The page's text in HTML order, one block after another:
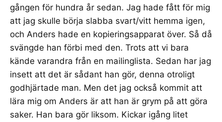
gången för hundra år sedan. Jag hade fått för mig
att jag skulle börja slabba svart/vitt hemma igen,
och Anders hade en kopieringsapparat över. Så då
svängde han förbi med den. Trots att vi bara
kände varandra från en mailinglista. Sedan har jag
insett att det är sådant han gör, denna otroligt
godhjärtade man. Men det jag också kommit att
lära mig om Anders är att han är grym på att göra
saker. Han bara gör liksom. Kickar igång litet